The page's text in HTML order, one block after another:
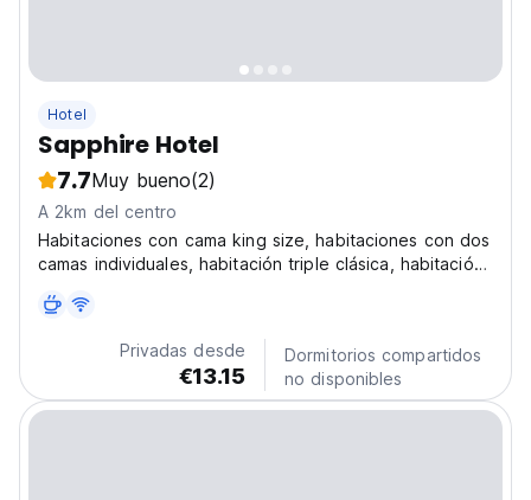
Hotel
Sapphire Hotel
7.7Muy bueno(2)
A 2km del centro
Habitaciones con cama king size, habitaciones con dos
camas individuales, habitación triple clásica, habitación
extra. Independientemente de la categoría, todas las
habitaciones están equipadas con todo lo...
Privadas desde
€13.15
Dormitorios compartidos
no disponibles